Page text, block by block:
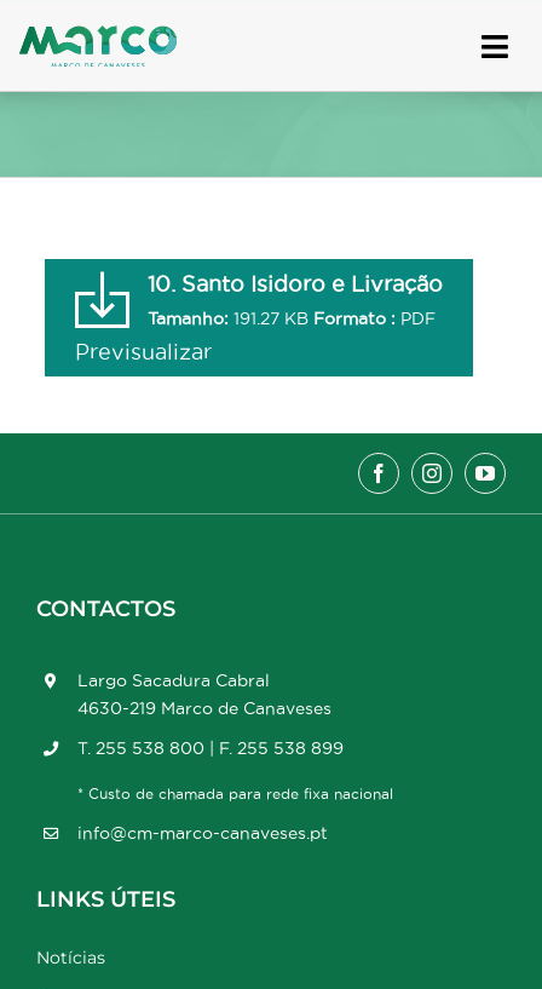
to
10. Santo Isidoro e Livração
Tamanho: 191.27 KB Formato : PDF
Previsualizar
CONTACTOS
Largo Sacadura Cabral
4630-219 Marco de Canaveses
T. 255 538 800 | F. 255 538 899
* Custo de chamada para rede fixa nacional
info@cm-marco-canaveses.pt
LINKS ÚTEIS
Notícias